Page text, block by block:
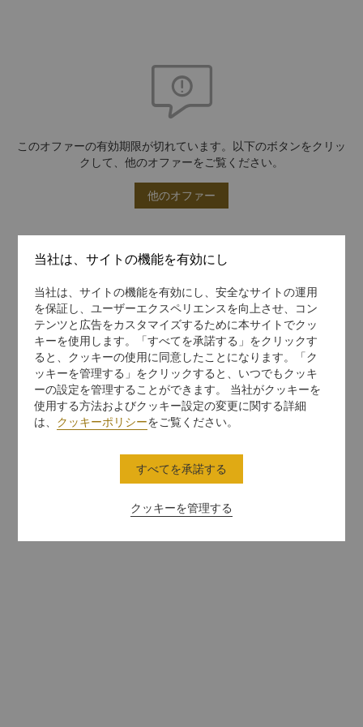
このオファーの有効期限が切れています。以下のボタンをクリッ
クして、他のオファーをご覧ください。
他のオファー
当社は、サイトの機能を有効にし
当社は、サイトの機能を有効にし、安全なサイトの運用
を保証し、ユーザーエクスペリエンスを向上させ、コン
テンツと広告をカスタマイズするために本サイトでクッ
キーを使用します。「すべてを承諾する」をクリックす
ると、クッキーの使用に同意したことになります。「ク
ッキーを管理する」をクリックすると、いつでもクッキ
ーの設定を管理することができます。 当社がクッキーを
使用する方法およびクッキー設定の変更に関する詳細
は、 クッキーポリシーをご覧ください。
クッキーを管理する
すべてを承諾する